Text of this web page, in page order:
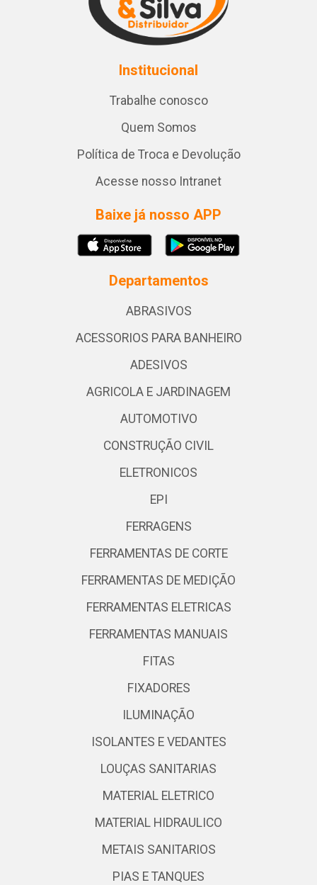
Institucional
Trabalhe conosco
Quem Somos
Política de Troca e Devolução
Acesse nosso Intranet
Baixe já nosso APP
Departamentos
ABRASIVOS
ACESSORIOS PARA BANHEIRO
ADESIVOS
AGRICOLA E JARDINAGEM
AUTOMOTIVO
CONSTRUÇÃO CIVIL
ELETRONICOS
EPI
FERRAGENS
FERRAMENTAS DE CORTE
FERRAMENTAS DE MEDIÇÃO
FERRAMENTAS ELETRICAS
FERRAMENTAS MANUAIS
FITAS
FIXADORES
ILUMINAÇÃO
ISOLANTES E VEDANTES
LOUÇAS SANITARIAS
MATERIAL ELETRICO
MATERIAL HIDRAULICO
METAIS SANITARIOS
PIAS E TANQUES